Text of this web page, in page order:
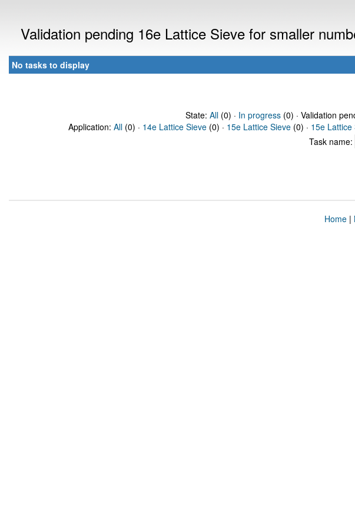
Validation pending 16e Lattice Sieve for smaller
No tasks to display
State: All(0) · In progress(0) · Validation
Application: All (0) · 14e Lattice Sieve (0) · 15e Lattice Sieve (0) · 15e
Task name:
Home|